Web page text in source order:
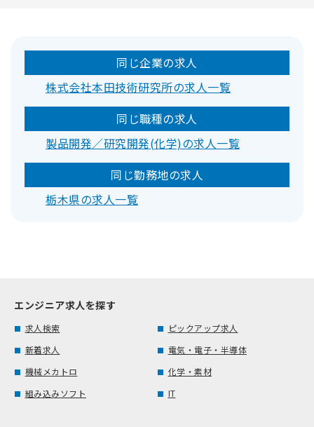
同じ企業の求人
株式会社本田技術研究所の求人一覧
同じ職種の求人
製品開発／研究開発(化学)の求人一覧
同じ勤務地の求人
栃木県の求人一覧
エンジニア求人を探す
求人検索
ピックアップ求人
新着求人
電気・電子・半導体
機械メカトロ
化学・素材
組み込みソフト
IT